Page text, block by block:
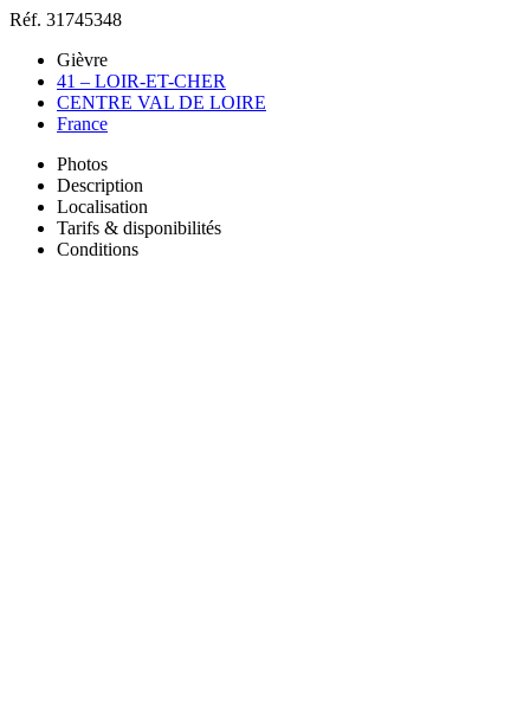
Réf. 31745348
Gièvre
41 – LOIR-ET-CHER
CENTRE VAL DE LOIRE
France
Photos
Description
Localisation
Tarifs & disponibilités
Conditions